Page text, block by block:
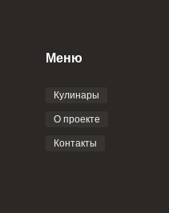
Меню
Кулинары
О проекте
Контакты